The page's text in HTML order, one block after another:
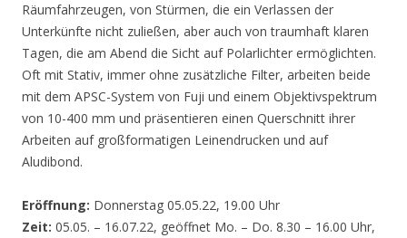
Räumfahrzeugen, von Stürmen, die ein Verlassen der
Unterkünfte nicht zuließen, aber auch von traumhaft klaren
Tagen, die am Abend die Sicht auf Polarlichter ermöglichten.
Oft mit Stativ, immer ohne zusätzliche Filter, arbeiten beide
mit dem APSC-System von Fuji und einem Objektivspektrum
von 10-400 mm und präsentieren einen Querschnitt ihrer
Arbeiten auf großformatigen Leinendrucken und auf
Aludibond.
Eröffnung: Donnerstag 05.05.22, 19.00 Uhr
Zeit: 05.05. – 16.07.22, geöffnet Mo. – Do. 8.30 – 16.00 Uhr,